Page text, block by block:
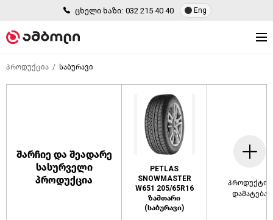
ცხელი ხაზი: 032 215 40 40 Eng
პროდუქცია საბურავი
შარჩიე და შეადარე
სასურველი
პროდუქცია
PETLAS
SNOWMASTER
W651 205/65R16
ზამთარი
(საბურავი)
პროდუქტის
დამატება